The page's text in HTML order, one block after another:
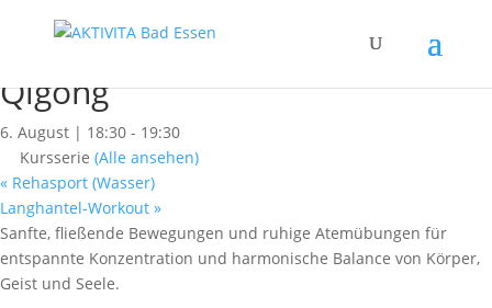
« Alle Kurse
Qigong
6. August | 18:30 - 19:30
Kursserie (Alle ansehen)
« Rehasport (Wasser)
Langhantel-Workout »
Sanfte, fließende Bewegungen und ruhige Atemübungen für
entspannte Konzentration und harmonische Balance von Körper,
Geist und Seele.